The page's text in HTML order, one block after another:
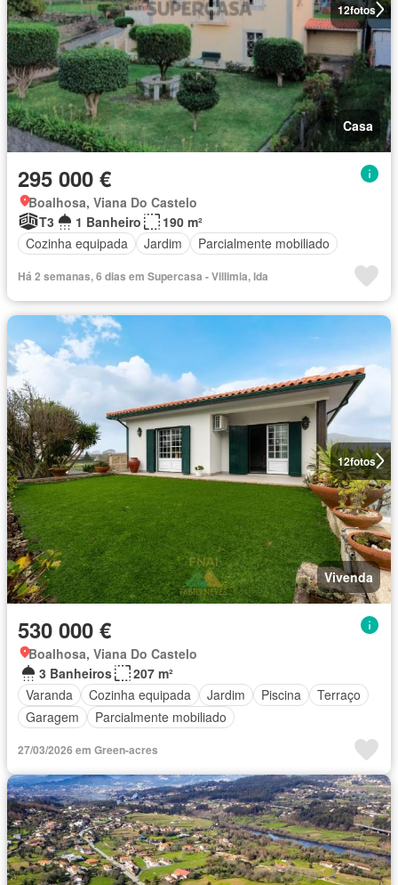
12fotos
Casa
295 000 €
Boalhosa, Viana Do Castelo
T3
1 Banheiro
190 m²
Cozinha equipada
Jardim Parcialmente mobiliado
Há 2 semanas, 6 dias em Supercasa - Villimia, lda
12fotos
Vivenda
530 000 €
Boalhosa, Viana Do Castelo
3 Banheiros
207 m²
Varanda
Cozinha equipada Jardim Piscina
Terraço
Garagem
Parcialmente mobiliado
27/03/2026 em Green-acres